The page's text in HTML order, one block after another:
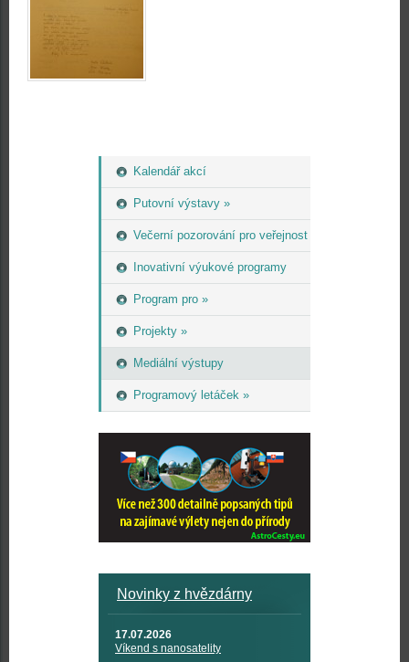
Kalendář akcí
Putovní výstavy »
Večerní pozorování pro veřejnost
Inovativní výukové programy
Program pro »
Projekty »
Mediální výstupy
Programový letáček »
Novinky z hvězdárny
17.07.2026
Víkend s nanosatelity